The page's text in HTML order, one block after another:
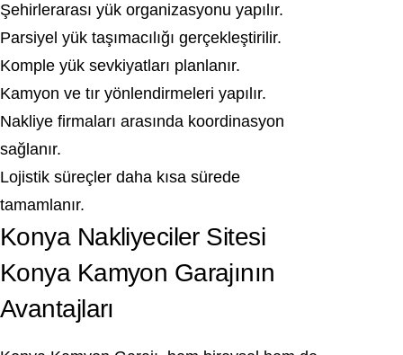
Şehirlerarası yük organizasyonu yapılır.
Parsiyel yük taşımacılığı gerçekleştirilir.
Komple yük sevkiyatları planlanır.
Kamyon ve tır yönlendirmeleri yapılır.
Nakliye firmaları arasında koordinasyon
sağlanır.
Lojistik süreçler daha kısa sürede
tamamlanır.
Konya Nakliyeciler Sitesi
Konya Kamyon Garajının
Avantajları